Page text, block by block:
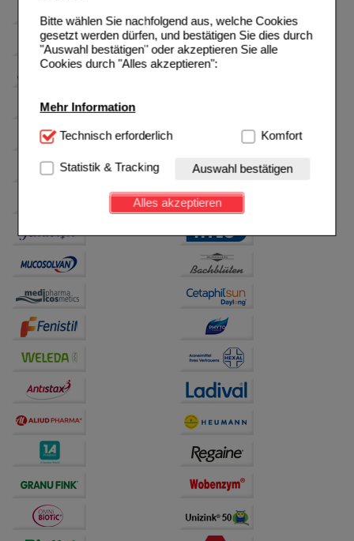
Bitte wählen Sie nachfolgend aus, welche Cookies
gesetzt werden dürfen, und bestätigen Sie dies durch
"Auswahl bestätigen" oder akzeptieren Sie alle
Cookies durch "Alles akzeptieren":
Mehr Information
Technisch Notwendig:Hierbei handelt es sich um
Website notwendig sind (z.B. Navigation, Warenkorb,
Kundenkonto), weshalb auf diese nicht verzichtet
werden kann.
Einkaufserlebnis noch ansprechender zu gestalten,
Besuchers oder unsere Seite an bevorzugte
Verhaltensweisen (z.B. Spracheinstellung)
anzupassen. Komfort-Cookies ermöglichen es uns
auch auf Ihre Bedürfnisse zugeschrittene Inhalte
anzuzeigen und unser Partnerprogramm zu
betreiben.
Statistik & Tracking:
Hierüber lassen sich
Informationen über die Art und Weise der Nutzung
unserer Website sammeln, mit deren Hilfe wir unsere
auf unserer Website aber auch die Werbung auf
Drittseiten möglichst relevant für Sie zu gestalten.
Bitte beachten Sie, dass Daten hierfür teilweise an
Dritte wie z.B. Google oder soziale Medien
Technisch erforderlich Komfort
Statistik & Tracking Auswahl bestätigen
Alles akzeptieren